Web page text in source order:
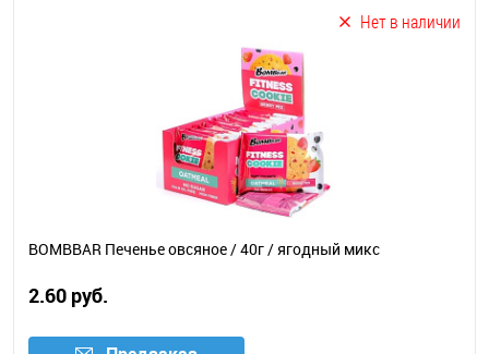
Нет в наличии
BOMBBAR Печенье овсяное / 40г / ягодный микс
2.60 руб.